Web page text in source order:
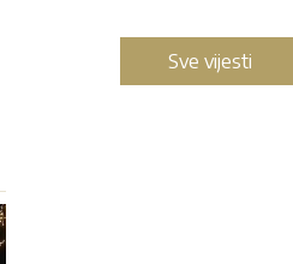
Sve vijesti